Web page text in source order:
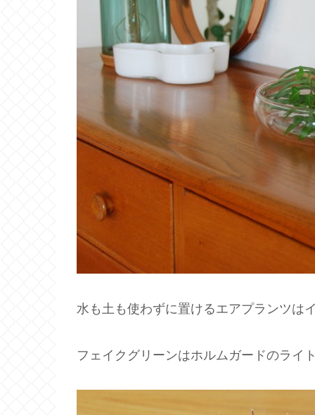
水も土も使わずに置けるエアプランツは
フェイクグリーンはホルムガードのライ